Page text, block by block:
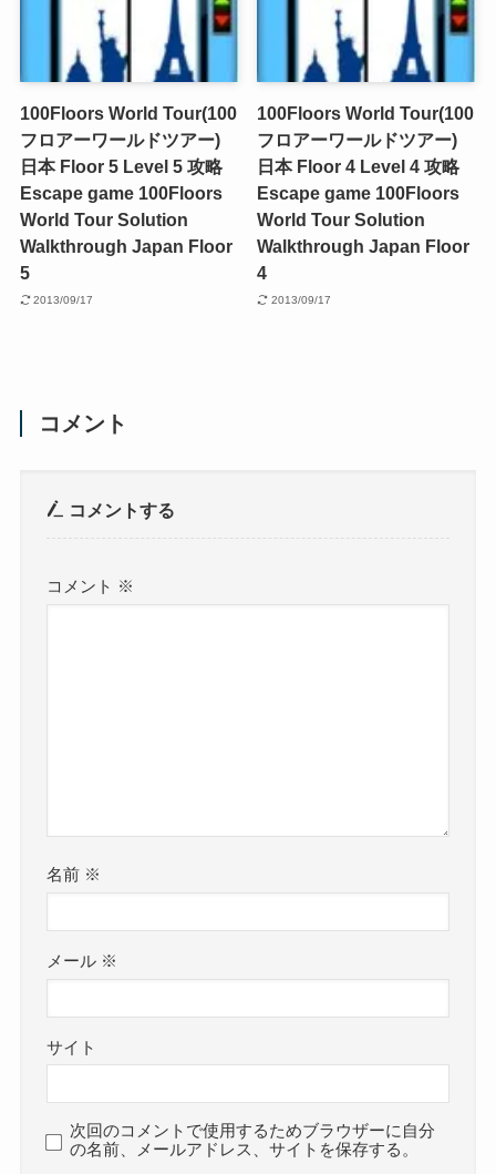
100Floors World Tour(100
フロアーワールドツアー)
日本 Floor 5 Level 5 攻略
Escape game 100Floors
World Tour Solution
Walkthrough Japan Floor
5
2013/09/17
100Floors World Tour(100
フロアーワールドツアー)
日本 Floor 4 Level 4 攻略
Escape game 100Floors
World Tour Solution
Walkthrough Japan Floor
4
2013/09/17
コメント
コメントする
コメント ※
名前 ※
メール ※
サイト
次回のコメントで使用するためブラウザーに自分
の名前、メールアドレス、サイトを保存する。